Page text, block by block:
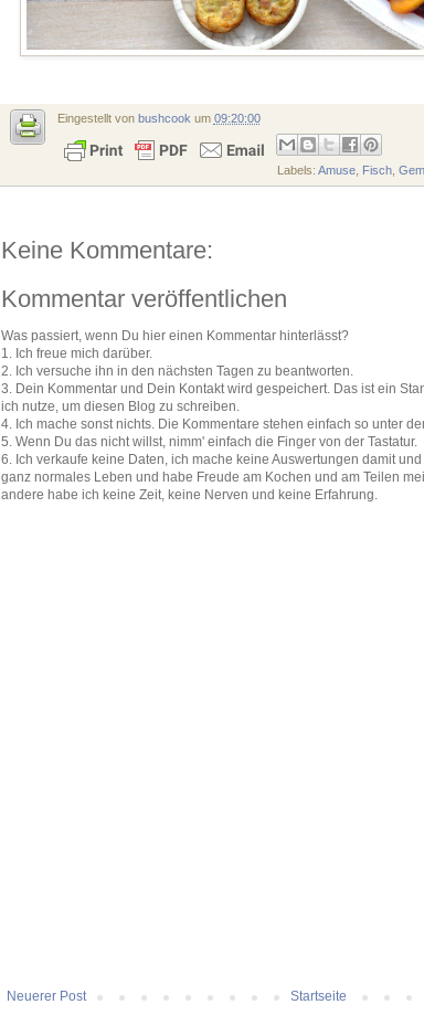
Eingestellt von bushcook um 09:20:00
Labels:Amuse Fisch ,
Keine Kommentare:
Kommentar veröffentlichen
Was passiert, wenn Du hier einen Kommentar hinterlässt?
1. Ich freue mich darüber.
2. Ich versuche ihn in den nächsten Tagen zu beantworten.
3. Dein Kommentar und Dein Kontakt wird gespeichert. Das ist ein
ich nutze, um diesen Blog zu schreiben.
4. Ich mache sonst nichts. Die Kommentare stehen einfach so unter
5. Wenn Du das nicht willst, nimm' einfach die Finger von der Tastatur.
6. Ich verkaufe keine Daten, ich mache keine Auswertungen damit
ganz normales Leben und habe Freude am Kochen und am Teilen
andere habe ich keine Zeit, keine Nerven und keine Erfahrung.
Neuerer Post
Startseite